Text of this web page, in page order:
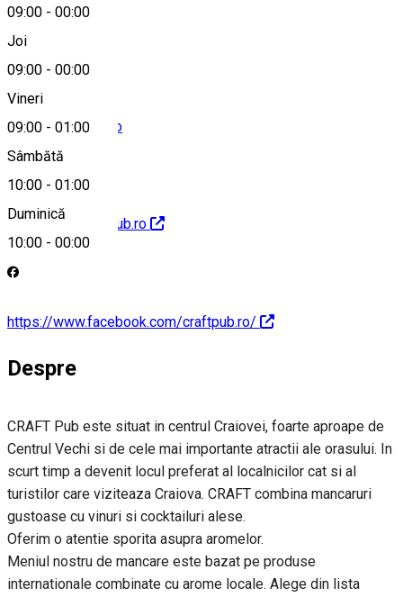
09:00 - 00:00
Joi
09:00 - 00:00
Vineri
09:00 - 01:00
Sâmbătă
10:00 - 01:00
Duminică
10:00 - 00:00
office@craftpub.ro
http://www.craftpub.ro
https://www.facebook.com/craftpub.ro/
Despre
CRAFT Pub este situat in centrul Craiovei, foarte aproape de
Centrul Vechi si de cele mai importante atractii ale orasului. In
scurt timp a devenit locul preferat al localnicilor cat si al
turistilor care viziteaza Craiova. CRAFT combina mancaruri
gustoase cu vinuri si cocktailuri alese.
Oferim o atentie sporita asupra aromelor.
Meniul nostru de mancare este bazat pe produse
internationale combinate cu arome locale. Alege din lista